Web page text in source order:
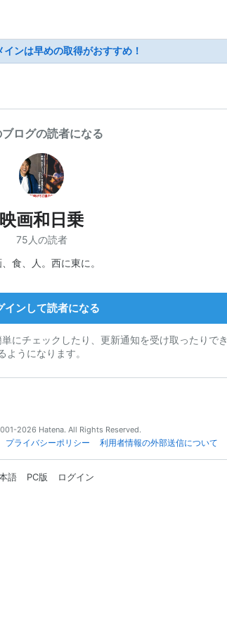
インは早めの取得がおすすめ！
ブログの読者になる
映画和日乗
75人の読者
食、人。西に東に。
インして読者になる
にチェックしたり、更新通知を受け取ったりでき
ようになります。
2026 Hatena. All Rights Reserved.
プライバシーポリシー 利用者情報の外部送信について
語 PC版 ログイン